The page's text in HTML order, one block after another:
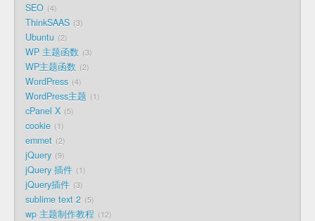
SEO 4
ThinkSAAS 3
Ubuntu 2
WP 主题函数 3
WP主题函数 2
WordPress 4
WordPress主题 1
cPanel X 5
cookie 1
emmet 2
jQuery 9
jQuery 插件 1
jQuery插件 3
sublime text 2 5
wp 主题制作教程 12